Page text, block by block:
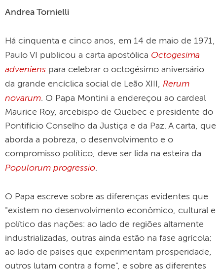
Andrea Tornielli
Há cinquenta e cinco anos, em 14 de maio de 1971,
Paulo VI publicou a carta apostólica Octogesima
adveniens para celebrar o octogésimo aniversário
da grande encíclica social de Leão XIII, Rerum
novarum. O Papa Montini a endereçou ao cardeal
Maurice Roy, arcebispo de Quebec e presidente do
Pontifício Conselho da Justiça e da Paz. A carta, que
aborda a pobreza, o desenvolvimento e o
compromisso político, deve ser lida na esteira da
Populorum progressio.
O Papa escreve sobre as diferenças evidentes que
"existem no desenvolvimento econômico, cultural e
político das nações: ao lado de regiões altamente
industrializadas, outras ainda estão na fase agrícola;
ao lado de países que experimentam prosperidade,
outros lutam contra a fome", e sobre as diferentes